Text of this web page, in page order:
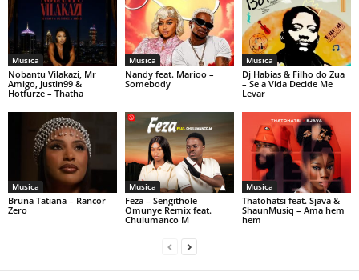
Musica
Nobantu Vilakazi, Mr
Amigo, Justin99 &
Hotfurze – Thatha
Musica
Nandy feat. Marioo –
Somebody
Musica
Dj Habias & Filho do Zua
– Se a Vida Decide Me
Levar
Musica
Bruna Tatiana – Rancor
Zero
Musica
Feza – Sengithole
Omunye Remix feat.
Chulumanco M
Musica
Thatohatsi feat. Sjava &
ShaunMusiq – Ama hem
hem